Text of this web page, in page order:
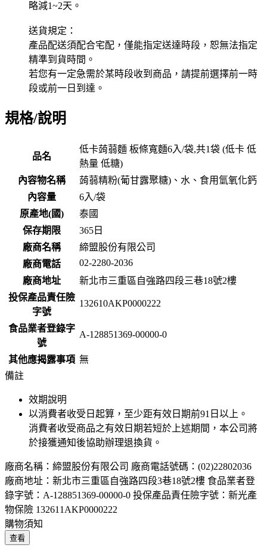
略減1~2天。
送貨規定：
產品配送須配合宅配，僅能指定送達時段，恕無法指定
精準到貨時間。
若您有一定急需於某時段收到商品，請提前選擇前一時
段或前一日到達。
規格/說明
品名
低卡蒟蒻麵 板條寬麵6入/袋,共1袋 (低卡 低
熱量 低糖)
內容物名稱
蒟蒻精粉(葡甘露聚糖)、水、食用氫氧化鈣
內容量
6入/袋
原產地(國)
泰國
保存期限
365 日
廠商名稱
締盟股份有限公司
廠商電話
02-2280-2036
廠商地址
新北市三重區自強路四段三巷18號2樓
投保產品責任險
字號
132610AKP0000222
食品業者登錄字
號
A-128851369-00000-0
其他應揭露事項 無
備註
效期說明
以消費者收受日起算，至少距有效日期前91 日以上。
消費者收受商品之有效日期若短於上述期間，本公司將
於接獲通知後協助辦理退換貨。
廠商名稱：締盟股份有限公司 廠商電話號碼：(02)22802036
廠商地址：新北市三重區自強路四段3巷18號2樓 食品業者登
錄字號：A-128851369-00000-0 投保產品責任險字號：新光產
物保險 132611AKP0000222
購物須知
查看